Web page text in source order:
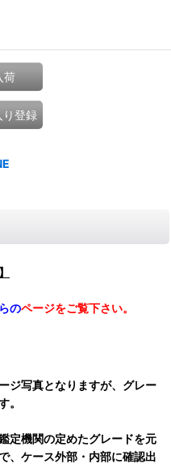
荷
り登録
のページをご覧下さい。
ジ写真となりますが、グレー
。
定機関の定めたグレードを元
、ケース外部・内部に確認出